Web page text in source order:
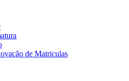
de Matriculas